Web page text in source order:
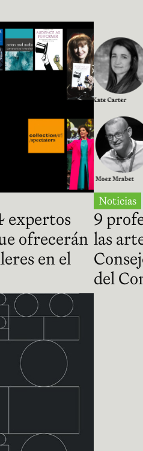
expertos
ofrecerán
en el
Noticias
9
las
del